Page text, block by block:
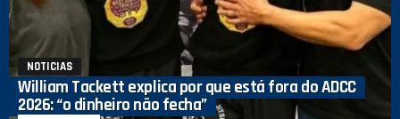
NOTICIAS
William Tackett explica por que está fora do ADCC
2026: “o dinheiro não fecha”